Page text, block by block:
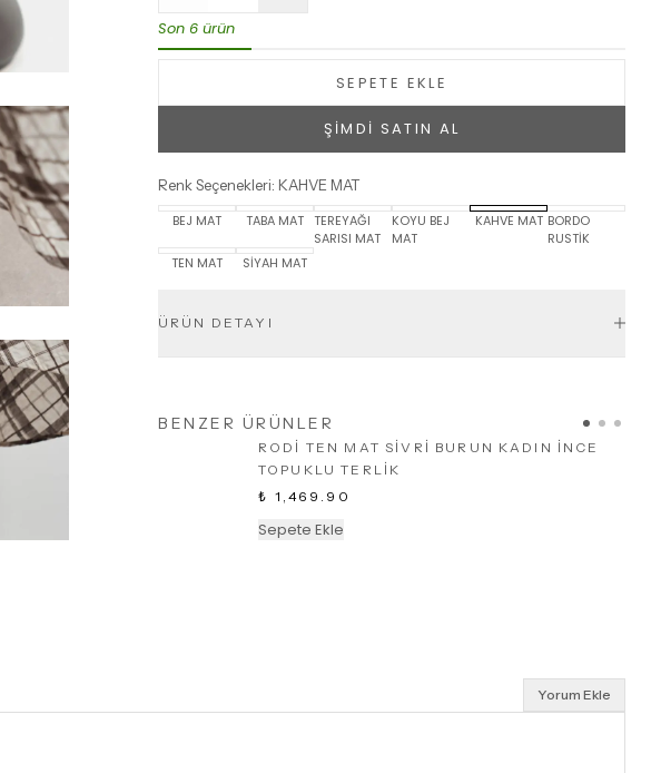
Son 6 ürün
SEPETE EKLE
ŞİMDİ SATIN AL
Renk Seçenekleri: KAHVE MAT
BEJ MAT
TABA MAT TEREYAĞI
SARISI MAT
KOYU BEJ
MAT
KAHVE MAT BORDO
RUSTİK
TEN MAT
SİYAH MAT
ÜRÜN DETAYI
BENZER ÜRÜNLER
RODİ TEN MAT SİVRİ BURUN KADIN İNCE
TOPUKLU TERLİK
₺ 1,469.90
Sepete Ekle
Yorum Ekle